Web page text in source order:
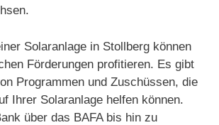
Solaranlage in Stollberg können
Förderungen profitieren. Es gibt
Programmen und Zuschüssen, die
Ihrer Solaranlage helfen können.
über das BAFA bis hin zu